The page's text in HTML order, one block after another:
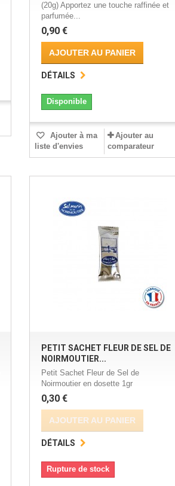
(20g) Apportez une touche raffinée et
parfumée...
0,90 €
AJOUTER AU PANIER
DÉTAILS
Disponible
Ajouter à ma
liste d'envies
Ajouter au
comparateur
PETIT SACHET FLEUR DE SEL DE
NOIRMOUTIER...
Petit Sachet Fleur de Sel de
Noirmoutier en dosette 1gr
0,30 €
AJOUTER AU PANIER
DÉTAILS
Rupture de stock